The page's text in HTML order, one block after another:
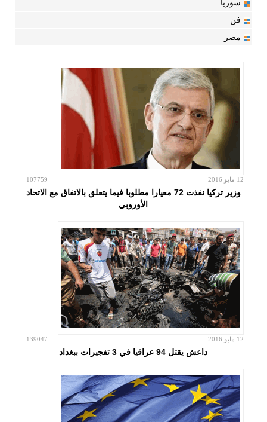
سوريا
فن
مصر
12 مايو 2016 107759
وزير تركيا نفذت 72 معيارا مطلوبا فيما يتعلق بالاتفاق مع الاتحاد
الأوروبي
12 مايو 2016 139047
داعش يقتل 94 عراقيا في 3 تفجيرات ببغداد